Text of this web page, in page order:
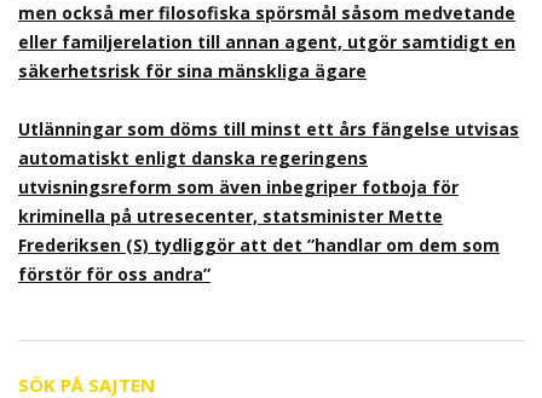
men också mer filosofiska spörsmål såsom medvetande
eller familjerelation till annan agent, utgör samtidigt en
säkerhetsrisk för sina mänskliga ägare
Utlänningar som döms till minst ett års fängelse utvisas
automatiskt enligt danska regeringens
utvisningsreform som även inbegriper fotboja för
kriminella på utresecenter, statsminister Mette
Frederiksen (S) tydliggör att det ”handlar om dem som
förstör för oss andra”
SÖK PÅ SAJTEN